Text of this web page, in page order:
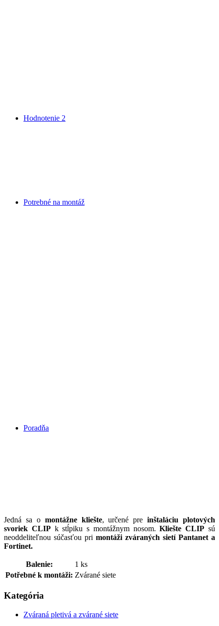
Hodnotenie 2
Potrebné na montáž
Poradňa
Jedná sa o montážne kliešte, určené preinštaláciu plotových
svoriek CLIPk stĺpiku s montážnym nosom.Kliešte CLIP sú
neoddeliteľnou súčasťou pri montáži zváraných sietí Pantanet a
Fortinet.
Balenie:
1 ks
Potřebné k montáži: Zvárané siete
Kategória
Zváraná pletivá a zvárané siete